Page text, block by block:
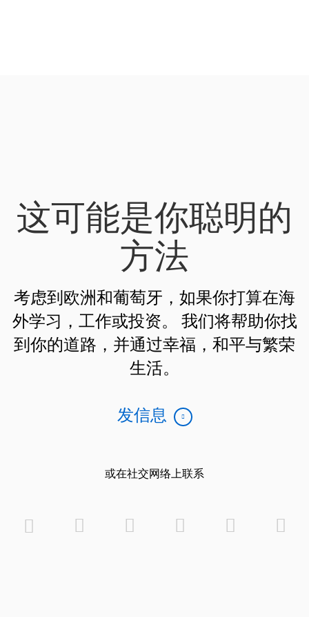
这可能是你聪明的
方法
考虑到欧洲和葡萄牙，如果你打算在海
外学习，工作或投资。 我们将帮助你找
到你的道路，并通过幸福，和平与繁荣
生活。
发信息
或在社交网络上联系